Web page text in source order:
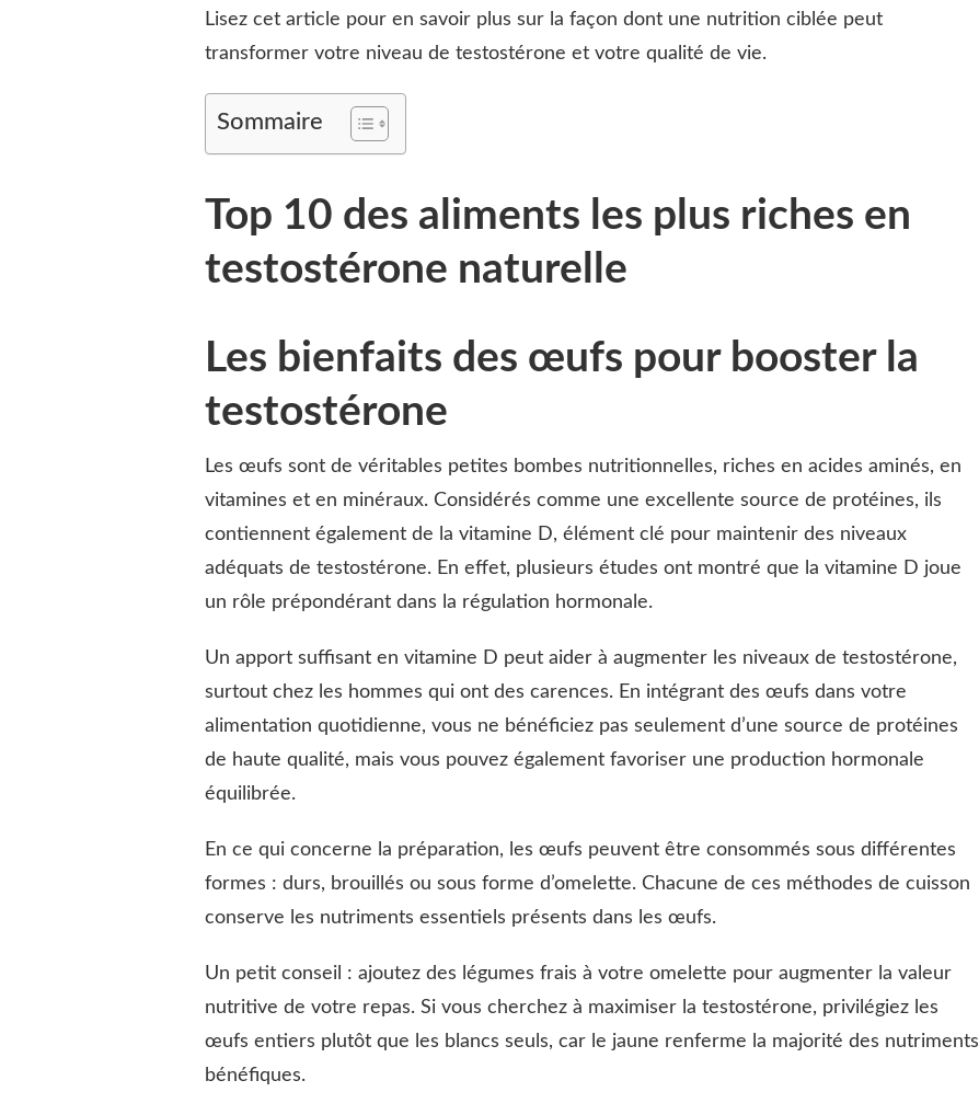
TESTOSTÉRONE
NATURELLE
Lisez cet article pour en savoir plus sur la façon dont une nutrition ciblée peut
transformer votre niveau de testostérone et votre qualité de vie.
Sommaire
Top 10 des aliments les plus riches en
testostérone naturelle
Les bienfaits des œufs pour booster la
testostérone
Les œufs sont de véritables petites bombes nutritionnelles, riches en acides aminés, en
vitamines et en minéraux. Considérés comme une excellente source de protéines, ils
contiennent également de la vitamine D, élément clé pour maintenir des niveaux
adéquats de testostérone. En effet, plusieurs études ont montré que la vitamine D joue
un rôle prépondérant dans la régulation hormonale.
Un apport suffisant en vitamine D peut aider à augmenter les niveaux de testostérone,
surtout chez les hommes qui ont des carences. En intégrant des œufs dans votre
alimentation quotidienne, vous ne bénéficiez pas seulement d’une source de protéines
de haute qualité, mais vous pouvez également favoriser une production hormonale
équilibrée.
En ce qui concerne la préparation, les œufs peuvent être consommés sous différentes
formes : durs, brouillés ou sous forme d’omelette. Chacune de ces méthodes de cuisson
conserve les nutriments essentiels présents dans les œufs.
Un petit conseil : ajoutez des légumes frais à votre omelette pour augmenter la valeur
nutritive de votre repas. Si vous cherchez à maximiser la testostérone, privilégiez les
œufs entiers plutôt que les blancs seuls, car le jaune renferme la majorité des nutriments
bénéfiques.